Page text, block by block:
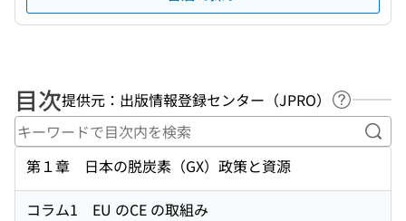
目次提供元：出版情報登録センター（JPRO）
ヘルプペ
キ
第１章 日本の脱炭素（GX）政策と資源
コラム1 EU のCE の取組み